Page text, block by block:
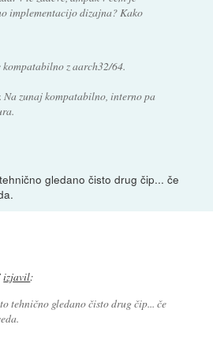
implementacijo dizajna? Kako
z aarch32/64.
Na zunaj kompatabilno, interno pa
gledano čisto drug čip... če
izjavil:
tehnično gledano čisto drug čip... če